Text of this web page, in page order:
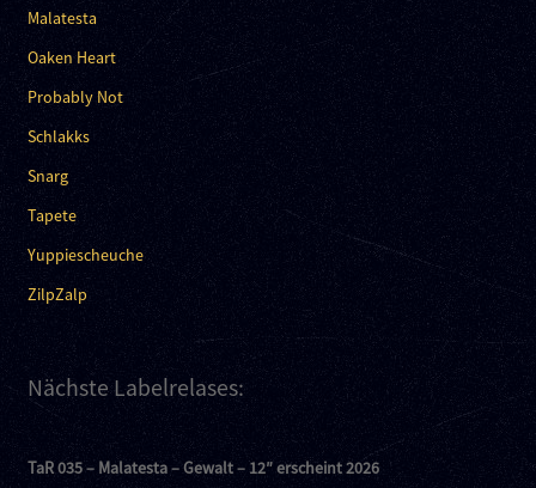
Malatesta
Oaken Heart
Probably Not
Schlakks
Snarg
Tapete
Yuppiescheuche
ZilpZalp
Nächste Labelrelases:
TaR 035 – Malatesta – Gewalt – 12″ erscheint 2026